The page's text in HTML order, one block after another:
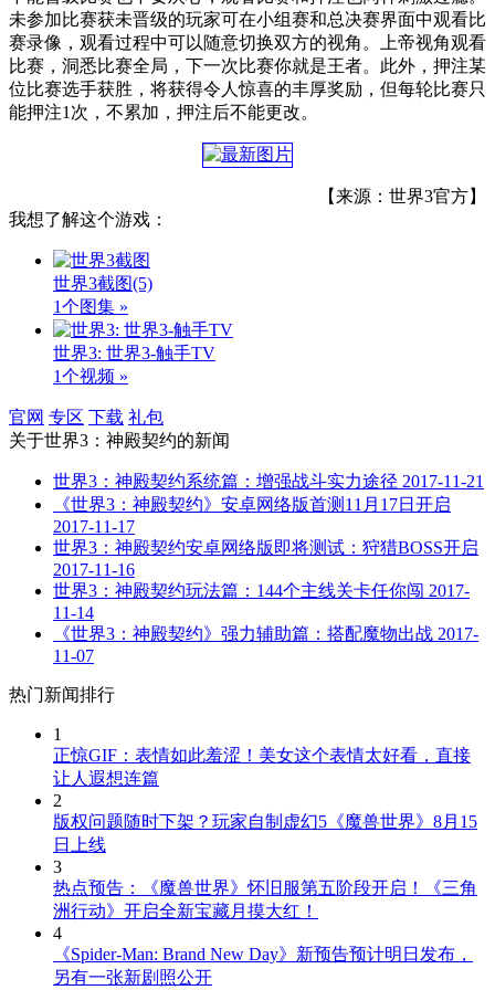
未参加比赛获未晋级的玩家可在小组赛和总决赛界面中观看比
赛录像，观看过程中可以随意切换双方的视角。上帝视角观看
比赛，洞悉比赛全局，下一次比赛你就是王者。此外，押注某
位比赛选手获胜，将获得令人惊喜的丰厚奖励，但每轮比赛只
能押注1次，不累加，押注后不能更改。
【来源：世界3官方】
我想了解这个游戏：
世界3截图(5)
1个图集 »
世界3: 世界3-触手TV
1个视频 »
官网 专区 下载 礼包
关于世界3：神殿契约的新闻
世界3：神殿契约系统篇：增强战斗实力途径 2017-11-21
《世界3：神殿契约》安卓网络版首测11月17日开启
2017-11-17
世界3：神殿契约安卓网络版即将测试：狩猎BOSS开启
2017-11-16
世界3：神殿契约玩法篇：144个主线关卡任你闯 2017-
11-14
《世界3：神殿契约》强力辅助篇：搭配魔物出战 2017-
11-07
热门新闻排行
1
正惊GIF：表情如此羞涩！美女这个表情太好看，直接
让人遐想连篇
2
版权问题随时下架？玩家自制虚幻5《魔兽世界》8月15
日上线
3
热点预告：《魔兽世界》怀旧服第五阶段开启！《三角
洲行动》开启全新宝藏月摸大红！
4
《Spider-Man: Brand New Day》新预告预计明日发布，
另有一张新剧照公开